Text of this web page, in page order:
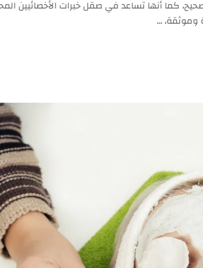
كما أنها تساعد في صقل خبرات الأخصائيين
وموثقة، …